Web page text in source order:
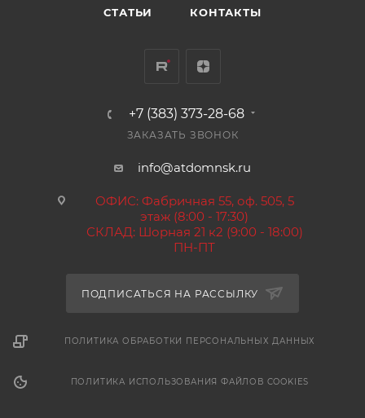
СТАТЬИ КОНТАКТЫ
+7 (383) 373-28-68
ЗАКАЗАТЬ ЗВОНОК
info@atdomnsk.ru
ОФИС: Фабричная 55, оф. 505, 5
этаж (8:00 - 17:30)
СКЛАД: Шорная 21 к2 (9:00 - 18:00)
ПН-ПТ
ПОДПИСАТЬСЯ НА РАССЫЛКУ
ПОЛИТИКА ОБРАБОТКИ ПЕРСОНАЛЬНЫХ ДАННЫХ
ПОЛИТИКА ИСПОЛЬЗОВАНИЯ ФАЙЛОВ COOKIES